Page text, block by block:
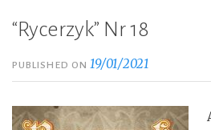
“Rycerzyk” Nr 18
PUBLISHED ON19/01/2021